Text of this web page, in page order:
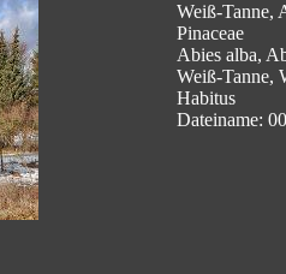
Weiß-Tanne,
Pinaceae
Abies alba,
Weiß-Tanne,
Habitus
Dateiname: